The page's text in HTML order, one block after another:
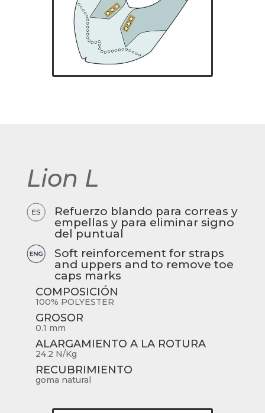
Lion L
Refuerzo blando para correas y
empellas y para eliminar signo
del puntual
Soft reinforcement for straps
and uppers and to remove toe
caps marks
COMPOSICIÓN
100% POLYESTER
GROSOR
0.1 mm
ALARGAMIENTO A LA ROTURA
24.2 N/Kg
RECUBRIMIENTO
goma natural